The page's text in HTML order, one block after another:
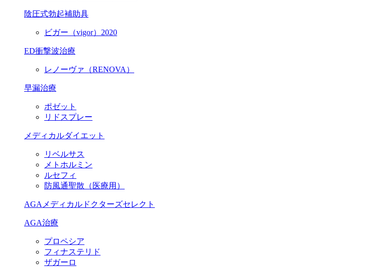
陰圧式勃起補助具
ビガー（vigor）2020
ED衝撃波治療
レノーヴァ（RENOVA）
早漏治療
ポゼット
リドスプレー
メディカルダイエット
リベルサス
メトホルミン
ルセフィ
防風通聖散（医療用）
AGAメディカルドクターズセレクト
AGA治療
プロペシア
フィナステリド
ザガーロ